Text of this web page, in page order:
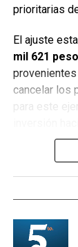
prioritarias
El ajuste
mil 621
provenientes
cancelar los
para este
impacto
Síntesis